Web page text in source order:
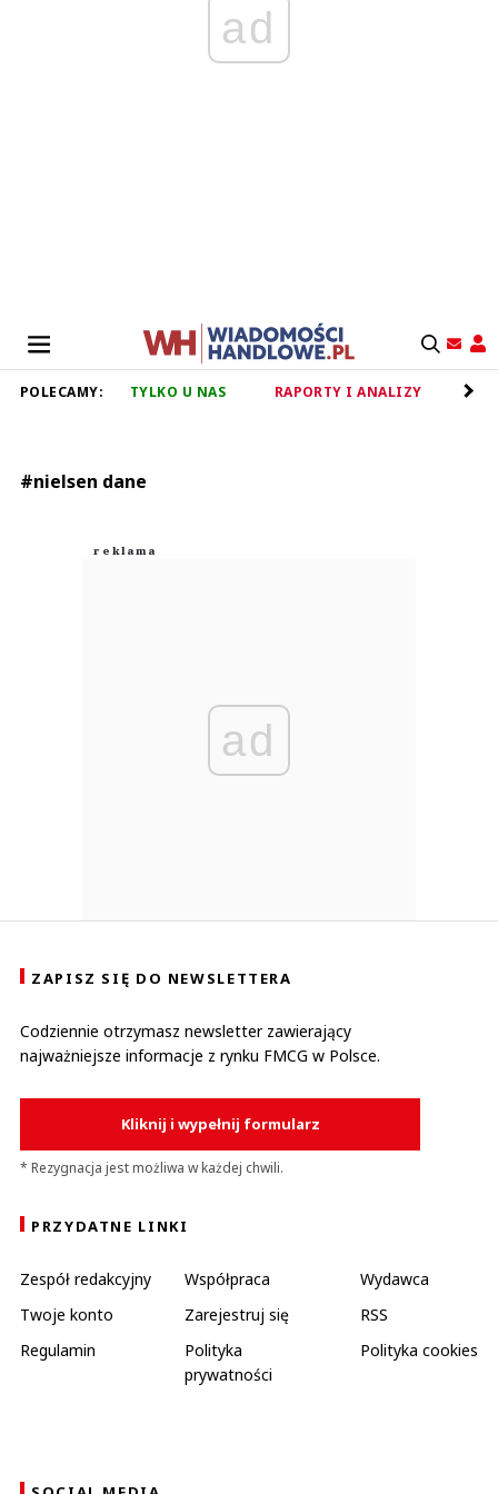
ad
POLECAMY: TYLKO U NAS RAPORTY I ANALIZY
#nielsen dane
ad
ZAPISZ SIĘ DO NEWSLETTERA
Codziennie otrzymasz newsletter zawierający
najważniejsze informacje z rynku FMCG w Polsce.
Kliknij i wypełnij formularz
* Rezygnacja jest możliwa w każdej chwili.
PRZYDATNE LINKI
Zespół redakcyjny Współpraca
Wydawca
Twoje konto
Zarejestruj się
RSS
Regulamin
Polityka
prywatności
Polityka cookies